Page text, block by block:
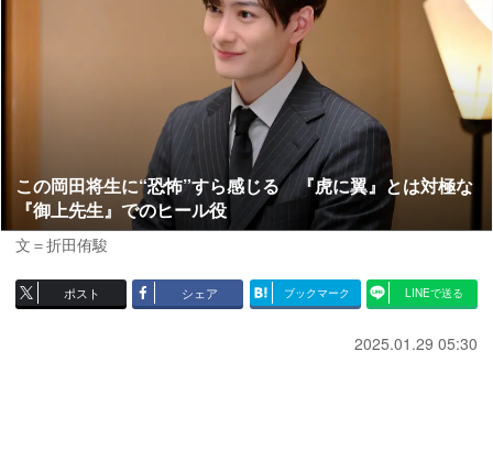
この岡田将生に“恐怖”すら感じる 『虎に翼』とは対極な
『御上先生』でのヒール役
文＝折田侑駿
ポスト シェア ブックマーク LINEで送る
2025.01.29 05:30